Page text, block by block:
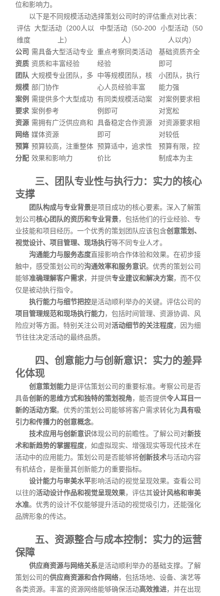
位和影响力。
以下是不同规模活动选择策划公司时的评估重点对比表：
评估
维度
大型活动（200人以
上）
中型活动（50-200
人）
小型活动（50
人以内）
公司
资质
需具备大型活动专业
资质和丰富经验
重点考察同类活动
经验
基础资质齐全
即可
团队
规模
大规模专业团队，多
部门协作
中等规模团队，核
心人员经验丰富
小团队，执行
能力强
案例
要求
需提供多个大型成功
案例参考
有同类规模活动案
例即可
对案例要求相
对宽松
资源
网络
需拥有广泛供应商和
媒体资源
具备稳定合作资源
即可
对资源要求相
对较低
预算
分配
预算较高，注重整体
效果和影响力
预算适中，追求性
价比
预算有限，控
制成本为主
三、团队专业性与执行力：实力的核心
支撑
团队构成与专业背景是项目成功的核心要素。深入了解策
划公司核心团队的资历和专业背景，包括他们的行业经验、专
业技能和项目经历。一个优秀的策划团队应该包含创意策划、
视觉设计、项目管理、现场执行等不同专业人才。
沟通能力与服务态度直接影响合作体验和效果。在初步接
触中，感受策划公司的沟通效率和服务意识。优秀的策划公司
能够准确理解客户需求，并提供专业建议和解决方案，而不仅
仅是被动执行指令。
执行能力与细节把控是活动顺利举办的关键。评估公司的
项目管理规范和现场执行能力，包括时间管理、资源协调、风
险应对等方面。特别关注公司对活动细节的关注程度，因为细
节往往决定活动的最终品质。
四、创意能力与创新意识：实力的差异
化体现
创意策划能力是评估策划公司的重要标准。考察公司是否
具备创新的思维方式和独特的策划视角，能否提供令人耳目一
新的活动方案。优秀的策划公司能够将客户需求转化为具有吸
引力和传播力的创意概念。
技术应用与创新意识体现公司的前瞻性。了解公司对新技
术和新趋势的掌握程度，如虚拟现实、增强现实等现代技术在
活动中的应用能力。策划公司是否能够将创新技术与活动内容
有机结合，是衡量其创新能力的重要指标。
设计能力与审美水平影响活动的视觉呈现效果。查看公司
以往的活动设计作品和视觉呈现效果，评估其设计风格和审美
水准。优秀的设计不仅能够提升活动的视觉吸引力，还能强化
品牌形象的传达。
五、资源整合与成本控制：实力的运营
保障
供应商资源与网络关系是活动顺利举办的基础支撑。了解
策划公司的供应商资源和合作网络，包括场地、设备、演艺等
各类资源。丰富的资源网络能够确保活动高效推进，并在出现